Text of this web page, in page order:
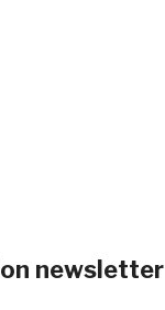
newsletter